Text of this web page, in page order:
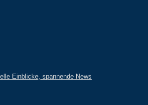
Einblicke, spannende News